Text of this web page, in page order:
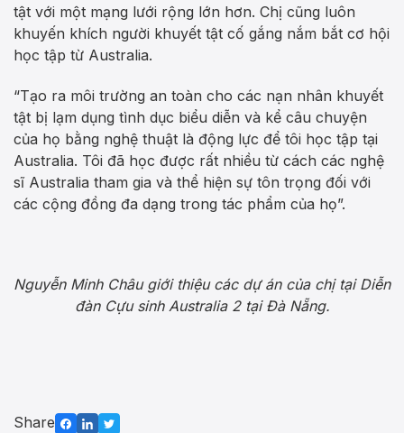
tật với một mạng lưới rộng lớn hơn. Chị cũng luôn
khuyến khích người khuyết tật cố gắng nắm bắt cơ hội
học tập từ Australia.
“Tạo ra môi trường an toàn cho các nạn nhân khuyết
tật bị lạm dụng tình dục biểu diễn và kể câu chuyện
của họ bằng nghệ thuật là động lực để tôi học tập tại
Australia. Tôi đã học được rất nhiều từ cách các nghệ
sĩ Australia tham gia và thể hiện sự tôn trọng đối với
các cộng đồng đa dạng trong tác phẩm của họ”.
Nguyễn Minh Châu giới thiệu các dự án của chị tại Diễn
đàn Cựu sinh Australia 2 tại Đà Nẵng.
Share